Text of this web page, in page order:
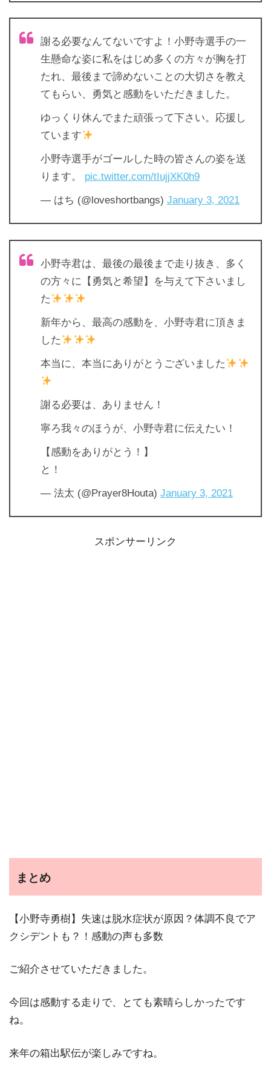
謝る必要なんてないですよ！小野寺選手の一
生懸命な姿に私をはじめ多くの方々が胸を打
たれ、最後まで諦めないことの大切さを教え
てもらい、勇気と感動をいただきました。
ゆっくり休んでまた頑張って下さい。応援し
ています
小野寺選手がゴールした時の皆さんの姿を送
ります。 pic.twitter.com/tIujjXK0h9
— はち (@loveshortbangs) January 3, 2021
小野寺君は、最後の最後まで走り抜き、多く
の方々に【勇気と希望】を与えて下さいまし
た
新年から、最高の感動を、小野寺君に頂きま
した
本当に、本当にありがとうございました
謝る必要は、ありません！
寧ろ我々のほうが、小野寺君に伝えたい！
【感動をありがとう！】
と！
— 法太 (@Prayer8Houta) January 3, 2021
スポンサーリンク
まとめ
【小野寺勇樹】失速は脱水症状が原因？体調不良でア
クシデントも？！感動の声も多数
ご紹介させていただきました。
今回は感動する走りで、とても素晴らしかったです
ね。
来年の箱出駅伝が楽しみですね。